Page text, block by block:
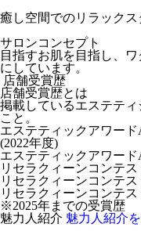
癒し空間でのリラックス
サロンコンセプト
目指すお肌を目指し、
にしています。
店舗受賞歴
店舗受賞歴とは
掲載しているエステテ
こと。
エステティックアワー
(2022年度)
エステティックアワー
リセラクィーンコンテ
リセラクィーンコンテ
リセラクィーンコンテ
※2025年までの受賞歴
魅力人紹介 魅力人紹介